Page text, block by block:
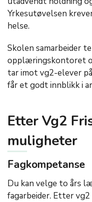
Yrkesutøvelsen
helse.
Skolen samarbeider
opplæringskontoret
tar imot vg2-elever
får et godt innblikk i
Etter Vg2
muligheter
Fagkompetanse
Du kan velge to års
fagarbeider. Etter